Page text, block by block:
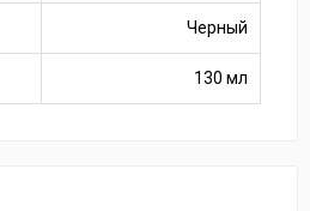
Черный
130 мл